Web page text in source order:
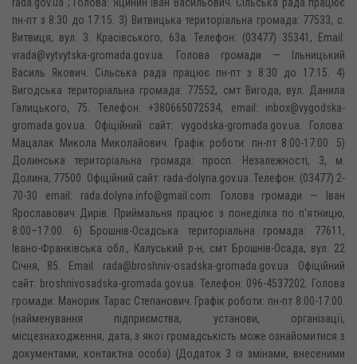
пн-пт з 8:30 до 17:15. 3) Витвицька територіальна громада: 77533, с.
Витвиця, вул. З. Красівського, 63а. Телефон: (03477) 35341, Email:
vrada@vytvytska-gromada.gov.ua. Голова громади — Ільницький
Василь Якович. Сільська рада працює пн-пт з 8:30 до 17:15. 4)
Вигодська територіальна громада: 77552, смт Вигода, вул. Данила
Галицького, 75. Телефон: +380665072534, email: inbox@vygodska-
gromada.gov.ua. Офіційний сайт: vygodska-gromada.gov.ua. Голова:
Мацалак Микола Миколайович. Графік роботи: пн-пт 8:00-17:00. 5)
Долинська територіальна громада: просп. Незалежності, 3, м.
Долина, 77500. Офіційний сайт: rada-dolyna.gov.ua. Телефон: (03477) 2-
70-30 email: rada.dolyna.info@gmail.com. Голова громади — Іван
Ярославович Дирів. Приймальня працює з понеділка по п'ятницю,
8:00–17:00. 6) Брошнів-Осадська територіальна громада: 77611,
Івано-Франківська обл., Калуський р-н, смт Брошнів-Осада, вул. 22
Січня, 85. Email: rada@broshniv-osadska-gromada.gov.ua. Офіційний
сайт: broshnivosadska-gromada.gov.ua. Телефон: 096-4537202. Голова
громади: Манорик Тарас Степанович. Графік роботи: пн-пт 8:00-17:00.
(найменування підприємства, установи, організації,
місцезнаходження, дата, з якої громадськість може ознайомитися з
документами, контактна особа) {Додаток 3 із змінами, внесеними